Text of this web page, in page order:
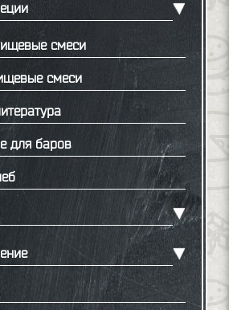
смеси
смеси
для баров